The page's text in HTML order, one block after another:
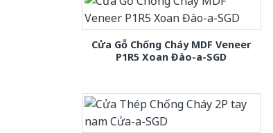
Cửa Gỗ Chống Cháy MDF Veneer
P1R5 Xoan Đào-a-SGD